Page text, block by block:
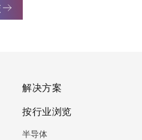
解决方案
按行业浏览
半导体